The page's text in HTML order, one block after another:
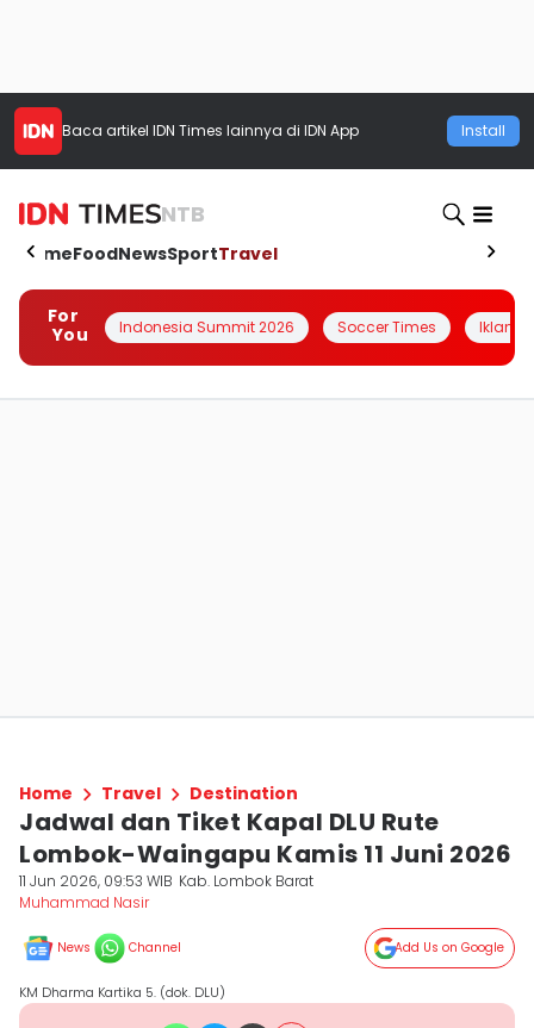
Baca artikel IDN Times lainnya di IDN App Install
NTB
HomeFoodNewsSportTravel
For
You
Indonesia Summit 2026 Soccer Times Iklanin
Home Travel Destination
Jadwal dan Tiket Kapal DLU Rute
Lombok-Waingapu Kamis 11 Juni 2026
11 Jun 2026, 09:53 WIB Kab. Lombok Barat
Muhammad Nasir
News Channel Add Us on Google
KM Dharma Kartika 5. (dok. DLU)